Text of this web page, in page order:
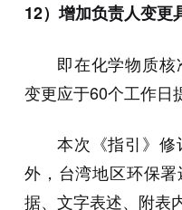
12）增加负责人变更
即在化学物质
变更应于60个工作日
本次《指引》
外，台湾地区环保
据、文字表述、附表